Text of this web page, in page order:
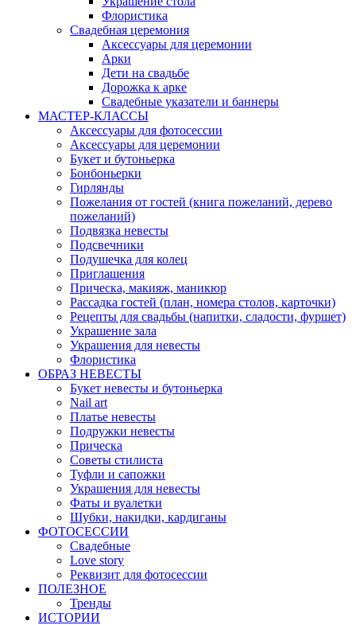
Флористика
Свадебная церемония
Аксессуары для церемонии
Арки
Дети на свадьбе
Дорожка к арке
Свадебные указатели и баннеры
МАСТЕР-КЛАССЫ
Аксессуары для фотосессии
Аксессуары для церемонии
Букет и бутоньерка
Бонбоньерки
Гирлянды
Пожелания от гостей (книга пожеланий, дерево
пожеланий)
Подвязка невесты
Подсвечники
Подушечка для колец
Приглашения
Прическа, макияж, маникюр
Рассадка гостей (план, номера столов, карточки)
Рецепты для свадьбы (напитки, сладости, фуршет)
Украшение зала
Украшения для невесты
Флористика
ОБРАЗ НЕВЕСТЫ
Букет невесты и бутоньерка
Nail art
Платье невесты
Подружки невесты
Прическа
Советы стилиста
Туфли и сапожки
Украшения для невесты
Фаты и вуалетки
Шубки, накидки, кардиганы
ФОТОСЕССИИ
Свадебные
Love story
Реквизит для фотосессии
ПОЛЕЗНОЕ
Тренды
ИСТОРИИ